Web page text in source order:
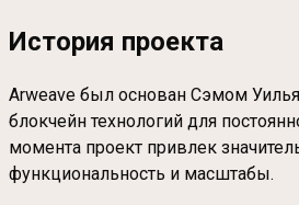
История проекта
Arweave был основан Сэмом
блокчейн технологий для
момента проект привлек
функциональность и масштабы.